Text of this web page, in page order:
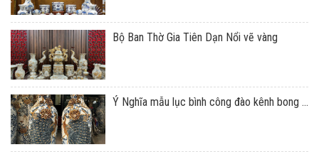
Bộ Ban Thờ Gia Tiên Dạn Nổi vẽ vàng
Ý Nghĩa mẫu lục bình công đào kênh bong ...